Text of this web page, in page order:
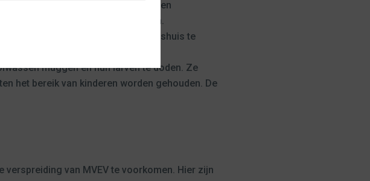
kunnen water vasthouden en een
vrij van verontreiniging te houden.
af ​​te dekken om muggen buitenshuis te
muggen en hun larven te doden. Ze
het bereik van kinderen worden gehouden. De
van MVEV te voorkomen. Hier zijn